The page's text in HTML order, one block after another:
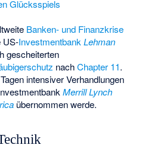
Glücksspiels
Banken- und Finanzkrise
US-Investmentbank Lehman
gescheiterten
nachChapter 11.
intensiver Verhandlungen
Merrill Lynch
übernommen werde.